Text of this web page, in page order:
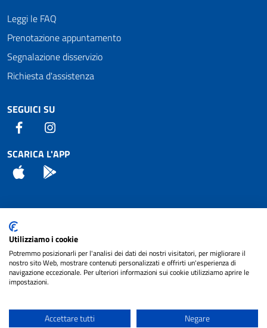
Leggi le FAQ
Prenotazione appuntamento
Segnalazione disservizio
Richiesta d'assistenza
SEGUICI SU
Facebook
SCARICA L'APP
App Store
Attuazione Misure PNRR
Piano di miglioramento del sito
Note legali
cura diNET SMART
Utilizziamo i cookie
Potremmo posizionarli per l'analisi dei dati dei nostri visitatori, per migliorare il
nostro sito Web, mostrare contenuti personalizzati e offrirti un'esperienza di
navigazione eccezionale. Per ulteriori informazioni sui cookie utilizziamo aprire le
impostazioni.
Accettare tutti Negare